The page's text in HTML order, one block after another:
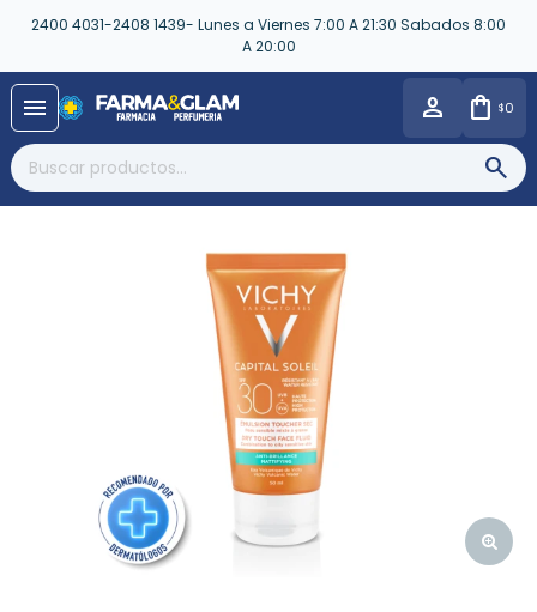
2400 4031-2408 1439- Lunes a Viernes 7:00 A 21:30 Sabados 8:00
A 20:00
menu $0